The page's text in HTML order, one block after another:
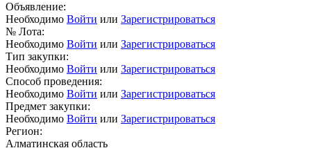
Объявление:
Необходимо Войти или Зарегистрироваться
№ Лота:
Необходимо Войти или Зарегистрироваться
Тип закупки:
Необходимо Войти или Зарегистрироваться
Способ проведения:
Необходимо Войти или Зарегистрироваться
Предмет закупки:
Необходимо Войти или Зарегистрироваться
Регион:
Алматинская область